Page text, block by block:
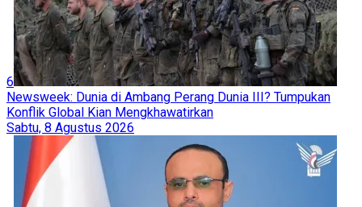
6
Newsweek: Dunia di Ambang Perang Dunia III? Tumpukan
Konflik Global Kian Mengkhawatirkan
Sabtu, 8 Agustus 2026